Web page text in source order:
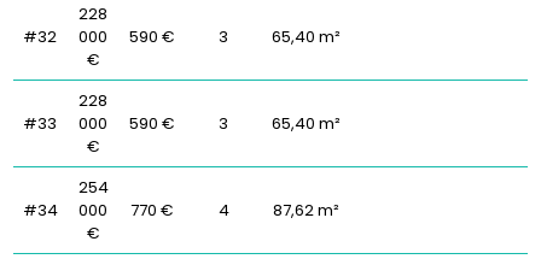
#32
228
000
€
590 € 3 65,40 m²
#33
228
000
€
590 € 3 65,40 m²
#34
254
000
€
770 € 4 87,62 m²